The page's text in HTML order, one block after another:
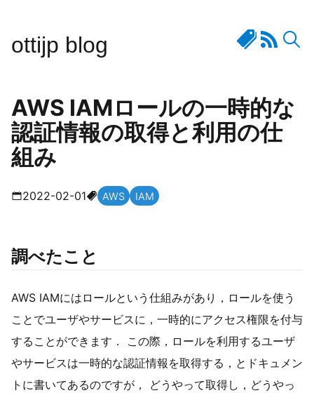
ottijp blog
AWS IAMロールの一時的な
認証情報の取得と利用の仕
組み
2022-02-01 AWS IAM
調べたこと
AWS IAMにはロールという仕組みがあり，ロールを使う
ことでユーザやサービスに，一時的にアクセス権限を付与
することができます． この際，ロールを利用するユーザ
やサービスは一時的な認証情報を取得する，とドキュメン
トに書いてあるのですが， どうやって取得し，どうやっ